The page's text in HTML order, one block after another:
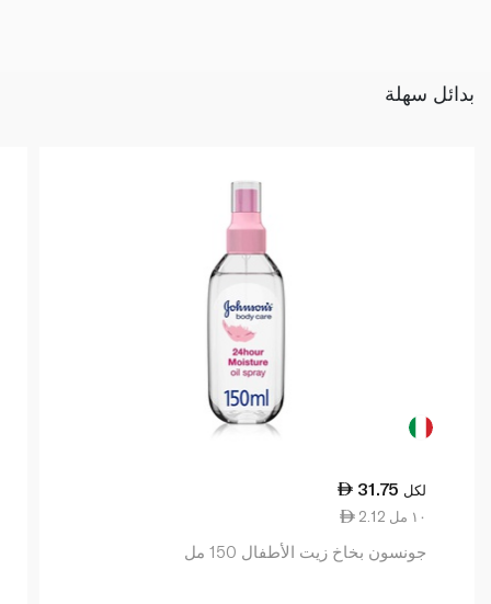
بدائل سهلة
31.75 لكل
2.12 ١٠ مل
جونسون بخاخ زيت الأطفال 150 مل